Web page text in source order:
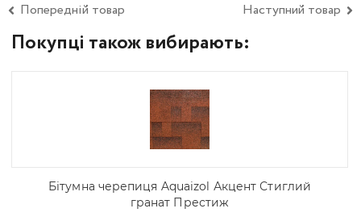
Попередній товар Наступний товар
Покупці також вибирають:
Бітумна черепиця Aquaizol Акцент Стиглий
гранат Престиж